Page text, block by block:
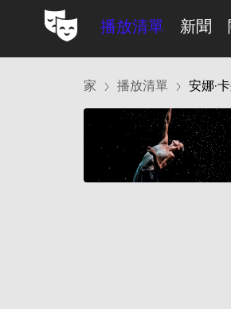
播放清單 新聞
家 播放清單 安娜·